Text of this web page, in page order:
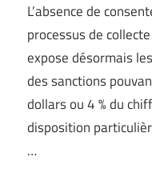
L’absence de
processus de
expose désormais
des sanctions
dollars ou 4 % du
disposition
…